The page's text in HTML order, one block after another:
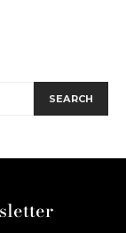
SEARCH